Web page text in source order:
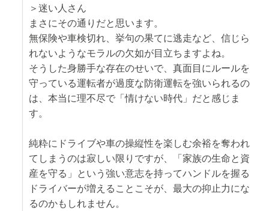
＞迷い人さん
まさにその通りだと思います。
無保険や車検切れ、挙句の果てに逃走など、信じら
れないようなモラルの欠如が目立ちますよね。
そうした身勝手な存在のせいで、真面目にルールを
守っている運転者が過度な防衛運転を強いられるの
は、本当に理不尽で「情けない時代」だと感じま
す。
純粋にドライブや車の操縦性を楽しむ余裕を奪われ
てしまうのは寂しい限りですが、「家族の生命と資
産を守る」という強い意志を持ってハンドルを握る
ドライバーが増えることこそが、最大の抑止力にな
るのかもしれません。